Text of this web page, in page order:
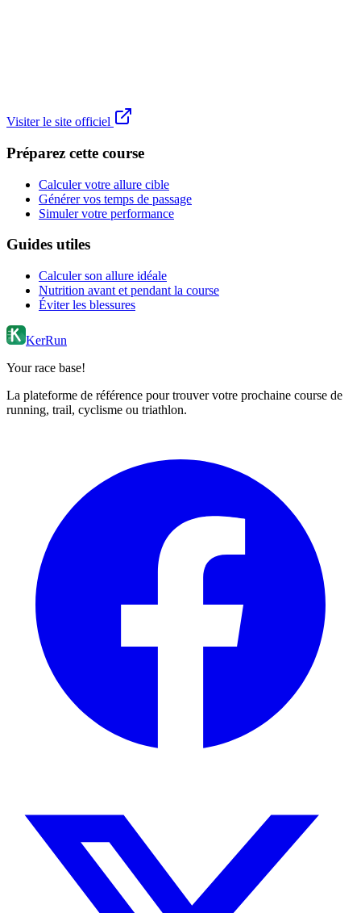
Visiter le site officiel
Préparez cette course
Calculer votre allure cible
Générer vos temps de passage
Simuler votre performance
Guides utiles
Calculer son allure idéale
Nutrition avant et pendant la course
Éviter les blessures
KerRun
Your race base!
La plateforme de référence pour trouver votre prochaine course de
running, trail, cyclisme ou triathlon.